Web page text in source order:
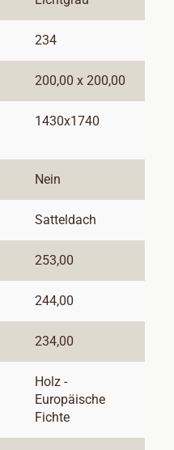
234
200,00 x 200,00
1430x1740
Nein
Satteldach
253,00
244,00
234,00
Holz -
Europäische
Fichte